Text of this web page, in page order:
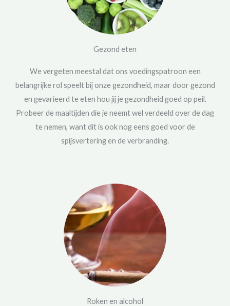
Gezond eten
We vergeten meestal dat ons voedingspatroon een
belangrijke rol speelt bij onze gezondheid, maar door gezond
en gevarieerd te eten hou jij je gezondheid goed op peil.
Probeer de maaltijden die je neemt wel verdeeld over de dag
te nemen, want dit is ook nog eens goed voor de
spijsvertering en de verbranding.
Roken en alcohol